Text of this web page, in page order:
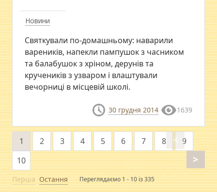
Новини
Святкували по-домашньому: наварили
вареників, напекли пампушок з часником
та балабушок з хріном, дерунів та
кручеників з узваром і влаштували
вечорниці в місцевій школі.
30 грудня 2014 1639
Перша
<
1 2 3 4 5 6 7 8
9
10
>
Остання Переглядаємо 1 - 10 із 335